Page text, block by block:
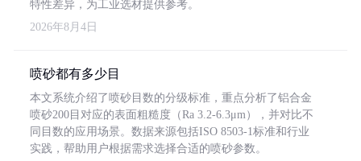
特性差异，为工业选材提供参考。
2026年8月4日
喷砂都有多少目
本文系统介绍了喷砂目数的分级标准，重点分析了铝合金
喷砂200目对应的表面粗糙度（Ra 3.2-6.3μm），并对比不
同目数的应用场景。数据来源包括ISO 8503-1标准和行业
实践，帮助用户根据需求选择合适的喷砂参数。